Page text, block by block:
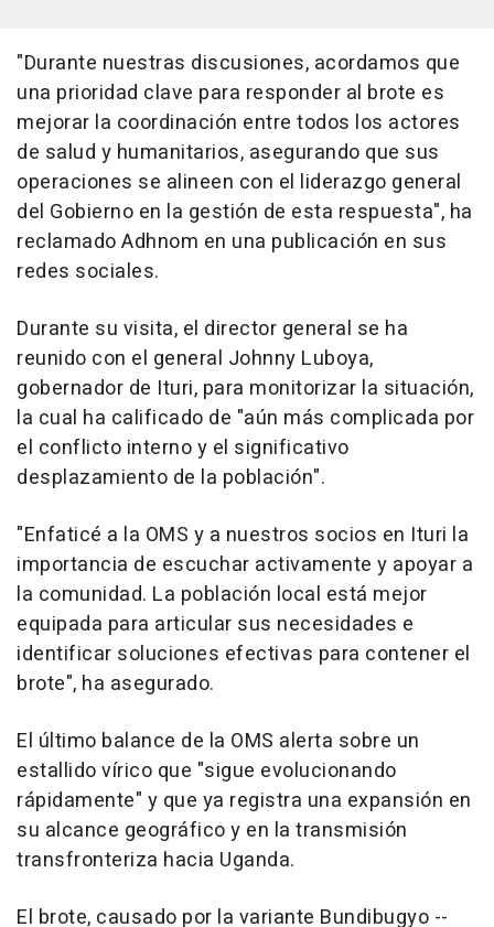
"Durante nuestras discusiones, acordamos que
una prioridad clave para responder al brote es
mejorar la coordinación entre todos los actores
de salud y humanitarios, asegurando que sus
operaciones se alineen con el liderazgo general
del Gobierno en la gestión de esta respuesta", ha
reclamado Adhnom en una publicación en sus
redes sociales.
Durante su visita, el director general se ha
reunido con el general Johnny Luboya,
gobernador de Ituri, para monitorizar la situación,
la cual ha calificado de "aún más complicada por
el conflicto interno y el significativo
desplazamiento de la población".
"Enfaticé a la OMS y a nuestros socios en Ituri la
importancia de escuchar activamente y apoyar a
la comunidad. La población local está mejor
equipada para articular sus necesidades e
identificar soluciones efectivas para contener el
brote", ha asegurado.
El último balance de la OMS alerta sobre un
estallido vírico que "sigue evolucionando
rápidamente" y que ya registra una expansión en
su alcance geográfico y en la transmisión
transfronteriza hacia Uganda.
El brote, causado por la variante Bundibugyo --